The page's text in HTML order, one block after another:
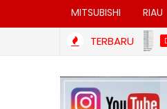
MITSUBISHI RIAU
TERBARUDESTINATOR